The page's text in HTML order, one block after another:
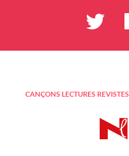
CANÇONS LECTURES REVISTES